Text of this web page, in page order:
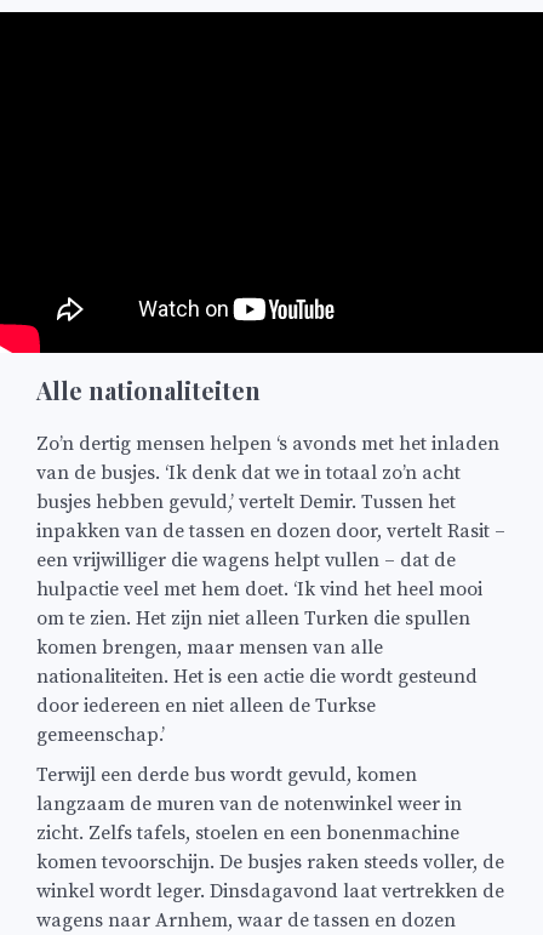
Alle nationaliteiten
Zo’n dertig mensen helpen ‘s avonds met het inladen
van de busjes. ‘Ik denk dat we in totaal zo’n acht
busjes hebben gevuld,’ vertelt Demir. Tussen het
inpakken van de tassen en dozen door, vertelt Rasit –
een vrijwilliger die wagens helpt vullen – dat de
hulpactie veel met hem doet. ‘Ik vind het heel mooi
om te zien. Het zijn niet alleen Turken die spullen
komen brengen, maar mensen van alle
nationaliteiten. Het is een actie die wordt gesteund
door iedereen en niet alleen de Turkse
gemeenschap.’
Terwijl een derde bus wordt gevuld, komen
langzaam de muren van de notenwinkel weer in
zicht. Zelfs tafels, stoelen en een bonenmachine
komen tevoorschijn. De busjes raken steeds voller, de
winkel wordt leger. Dinsdagavond laat vertrekken de
wagens naar Arnhem, waar de tassen en dozen